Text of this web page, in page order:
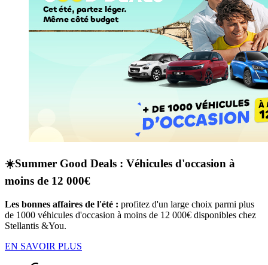
☀️Summer Good Deals : Véhicules d'occasion à
moins de 12 000€
Les bonnes affaires de l'été : profitez d'un large choix parmi plus
de 1000 véhicules d'occasion à moins de 12 000€ disponibles chez
Stellantis &You.
EN SAVOIR PLUS